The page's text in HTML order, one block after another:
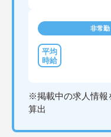
非常勤
※掲載中の求人情報
算出